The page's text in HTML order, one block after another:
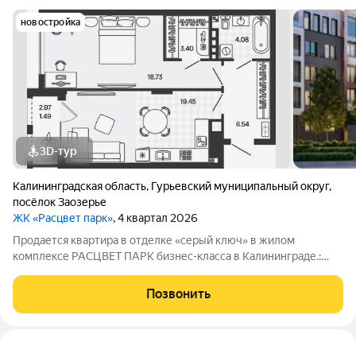
новостройка
3D-тур
Калининградская область, Гурьевский муниципальный округ,
посёлок Заозерье
ЖК «Расцвет парк», 4 квартал 2026
Продается квартира в отделке «серый ключ» в жилом
комплексе РАСЦВЕТ ПАРК бизнес-класса в Калининграде.:
Виды на озеро и природу благодаря панорамному остеклению.
Продуманная
Позвонить